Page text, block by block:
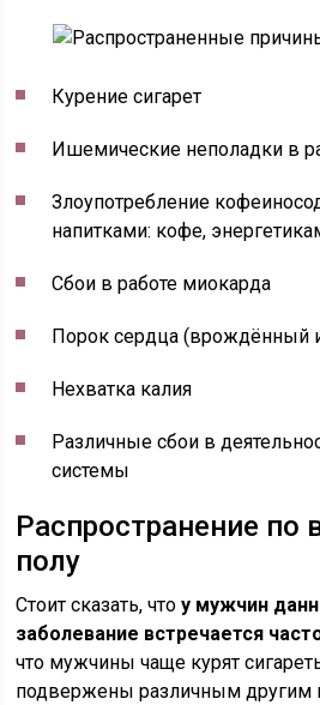
Курение сигарет
Ишемические неполадки в
Злоупотребление
напитками: кофе,
Сбои в работе миокарда
Порок сердца (врождённый
Нехватка калия
Различные сбои в
системы
Распространение по
полу
Стоит сказать, чтоу мужчин
заболевание встречается
что мужчины чаще курят
подвержены различным другим